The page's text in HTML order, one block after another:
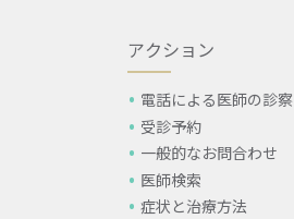
アクション
電話による医師の診察
受診予約
一般的なお問合わせ
医師検索
症状と治療方法